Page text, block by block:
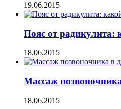
19.06.2015
Пояс от радикулита:
18.06.2015
Массаж
18.06.2015